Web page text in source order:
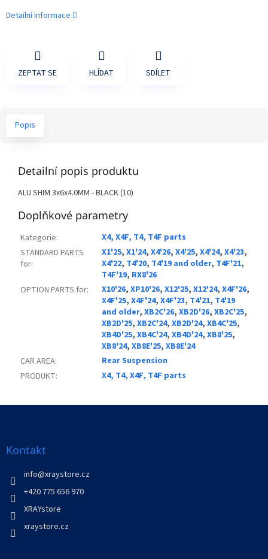
Detailní informace
ZEPTAT SE HLÍDAT SDÍLET
Popis
Detailní popis produktu
ALU SHIM 3x6x4.0MM - BLACK (10)
Doplňkové parametry
Kategorie:
X4, X4F, T4, T4F parts
STANDARD PARTS
for:
X1'25, X1'24, X4'26, X4'25, X4'24, X4'23,
X4'22, T4'20, T4'19 and older, T4F'21,
T4F'19, RX8'26
OPTION PARTS for: X10'26, XP10'26, X12'25, X12'24, X4F'26,
X4F'25, X4F'24, X4F'23, T4'21, T4'19
and older, XB2C'26, XB2D'26, XB2C'25,
XB2D'25, XB2C'24, XB2D'24, XB4C'25,
XB4D'25, XB4C'24, XB4D'24, XB8'25,
XB8'24, XB8E'25, XB8E'24
CAR AREA:
Rear Suspension
PRODUKT: X4, T4, X4F, T4F parts
Kontakt
info@xraystore.cz
+420 775 656 970
XRAYstore
xraystore.cz